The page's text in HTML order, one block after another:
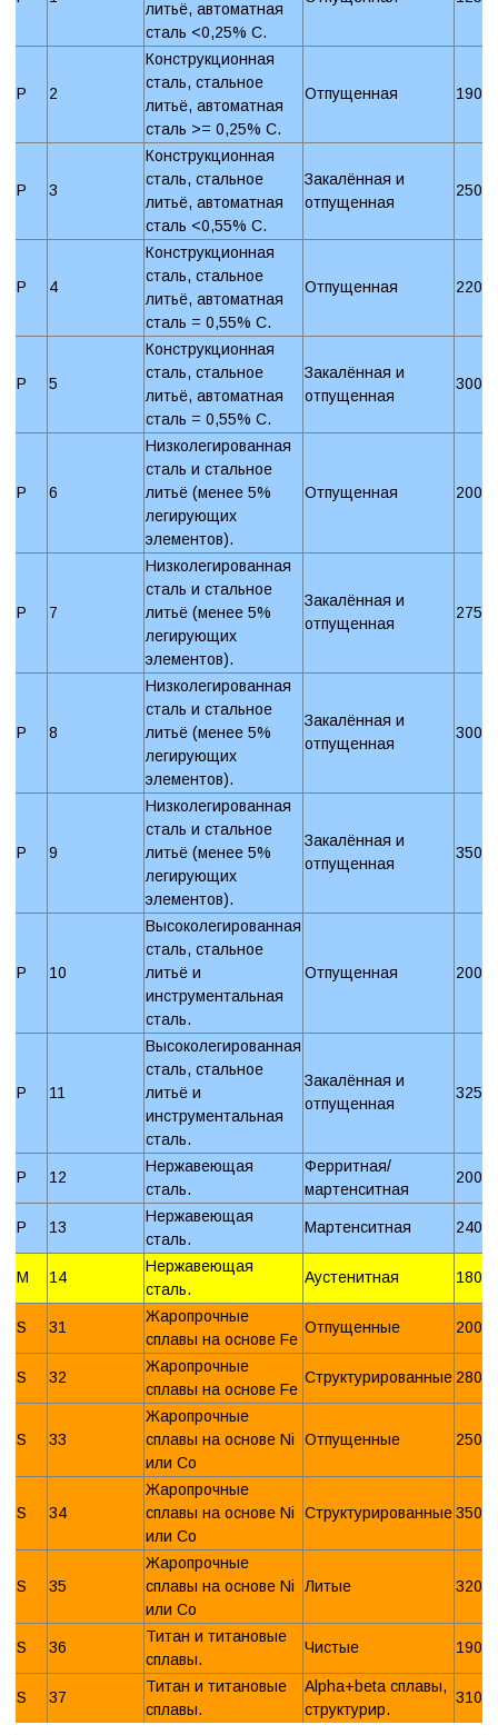
литьё, автоматная
сталь <0,25% C.
P 2
Конструкционная
сталь, стальное
литьё, автоматная
сталь >= 0,25% C.
Отпущенная 190
P 3
Конструкционная
сталь, стальное
литьё, автоматная
сталь <0,55% C.
Закалённая и
отпущенная
250
P 4
Конструкционная
сталь, стальное
литьё, автоматная
сталь = 0,55% C.
Отпущенная 220
P 5
Конструкционная
сталь, стальное
литьё, автоматная
сталь = 0,55% C.
Закалённая и
отпущенная
300
P 6
Низколегированная
сталь и стальное
литьё (менее 5%
легирующих
элементов).
Отпущенная 200
P 7
Низколегированная
сталь и стальное
литьё (менее 5%
легирующих
элементов).
Закалённая и
отпущенная
275
P 8
Низколегированная
сталь и стальное
литьё (менее 5%
легирующих
элементов).
Закалённая и
отпущенная
300
P 9
Низколегированная
сталь и стальное
литьё (менее 5%
легирующих
элементов).
Закалённая и
отпущенная
350
P 10
Высоколегированная
сталь, стальное
литьё и
инструментальная
сталь.
Отпущенная 200
P 11
Высоколегированная
сталь, стальное
литьё и
инструментальная
сталь.
Закалённая и
отпущенная
325
P 12
Нержавеющая
сталь.
Ферритная/
мартенситная
200
P 13
Нержавеющая
сталь.
Мартенситная 240
M 14
Нержавеющая
сталь.
Аустенитная 180
S 31
Жаропрочные
сплавы на основе Fe
Отпущенные 200
S 32
Жаропрочные
сплавы на основе Fe
Структурированные 280
S 33
Жаропрочные
сплавы на основе Ni
или Со
Отпущенные 250
S 34
Жаропрочные
сплавы на основе Ni
или Со
Структурированные350
S 35
Жаропрочные
сплавы на основе Ni
или Со
Литые 320
S 36
Титан и титановые
сплавы.
Чистые 190
S 37
Титан и титановые
сплавы.
Alpha+beta сплавы,
структурир.
310